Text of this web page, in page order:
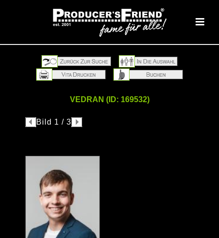
VEDRAN (ID: 169532)
Bild 1 / 3